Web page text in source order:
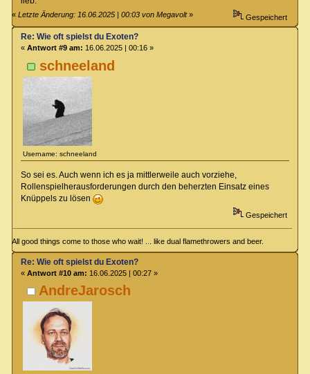
«Letzte Änderung: 16.06.2025 | 00:03 von Megavolt» Gespeichert
schneeland
Username: schneeland
Re: Wie oft spielst du Exoten?
« Antwort #9 am: 16.06.2025 | 00:16 »
So sei es. Auch wenn ich es ja mittlerweile auch vorziehe,
Rollenspielherausforderungen durch den beherzten Einsatz eines
Knüppels zu lösen
Gespeichert
All good things come to those who wait! ... like dual flamethrowers and beer.
AndreJarosch
Re: Wie oft spielst du Exoten?
« Antwort #10 am: 16.06.2025 | 00:27 »